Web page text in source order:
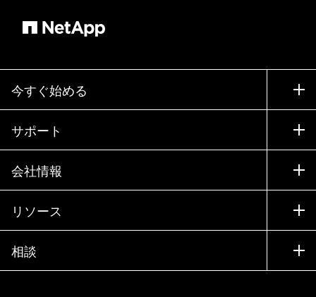
今すぐ始める
購入方法
営業チームへのお問い合わせ
パートナーを検索
エグゼクティブ ブリーフィング
製品A-Z
サポート
サポート
トレーニング
ドキュメント
ナレッジ ベース
コミュニティ
会社情報
会社情報
パートナー
採用情報
リソース
ニュースルーム
イベント
相談